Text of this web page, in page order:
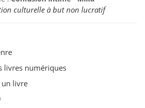
culturelle à but non lucratif
livres numériques
livre